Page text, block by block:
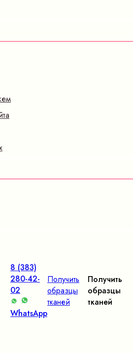
8 (383)
280-42-
02
WhatsApp
Получить
образцы
тканей
Получить
образцы
тканей